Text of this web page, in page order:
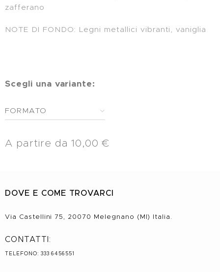
zafferano
NOTE DI FONDO: Legni metallici vibranti, vaniglia
Scegli una variante:
FORMATO
A partire da10,00 €
DOVE E COME TROVARCI
Via Castellini 75, 20070 Melegnano (MI) Italia.
CONTATTI:
TELEFONO: 333 6456551